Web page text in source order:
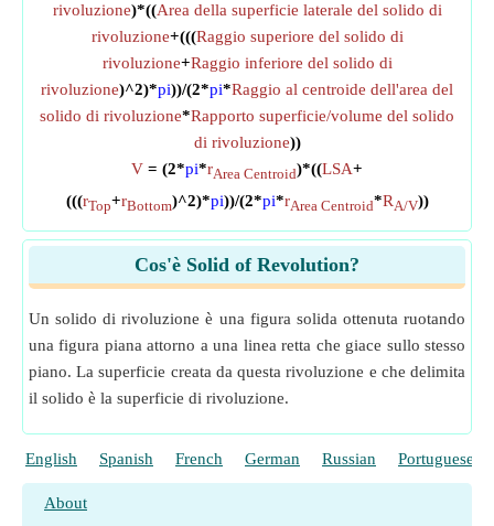
rivoluzione)*((Area della superficie laterale del solido di
rivoluzione+(((Raggio superiore del solido di
rivoluzione+Raggio inferiore del solido di
rivoluzione)^2)*pi))/(2*pi*Raggio al centroide dell'area del
solido di rivoluzione*Rapporto superficie/volume del solido
di rivoluzione))
V = (2*pi*rArea Centroid)*((LSA+
(((rTop+rBottom)^2)*pi))/(2*pi*rArea Centroid*RA/V))
Cos'è Solid of Revolution?
Un solido di rivoluzione è una figura solida ottenuta ruotando
una figura piana attorno a una linea retta che giace sullo stesso
piano. La superficie creata da questa rivoluzione e che delimita
il solido è la superficie di rivoluzione.
English Spanish French German Russian Portuguese
About